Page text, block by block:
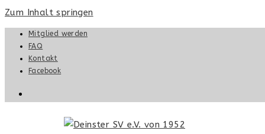
Zum Inhalt springen
Mitglied werden
FAQ
Kontakt
Facebook